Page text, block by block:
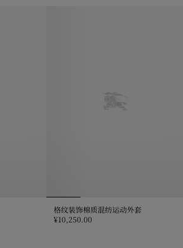
格纹装饰棉质混纺运动外套
¥10,250.00